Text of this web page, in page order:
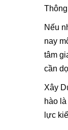
Nếu
nay
tâm
cần
Xây
hào
lực